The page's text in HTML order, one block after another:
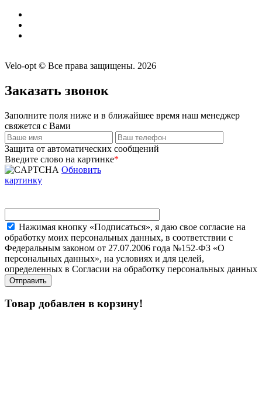
Velo-opt © Все права защищены. 2026
Заказать звонок
Заполните поля ниже и в ближайшее время наш менеджер
свяжется с Вами
Защита от автоматических сообщений
Введите слово на картинке*
Обновить
картинку
Нажимая кнопку «Подписаться», я даю свое согласие на
обработку моих персональных данных, в соответствии с
Федеральным законом от 27.07.2006 года №152-ФЗ «О
персональных данных», на условиях и для целей,
определенных в Согласии на обработку персональных данных
Товар добавлен в корзину!